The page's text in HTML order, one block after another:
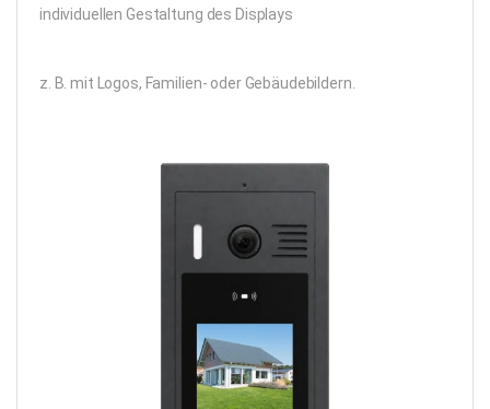
individuellen Gestaltung des Displays
z. B. mit Logos, Familien- oder Gebäudebildern.